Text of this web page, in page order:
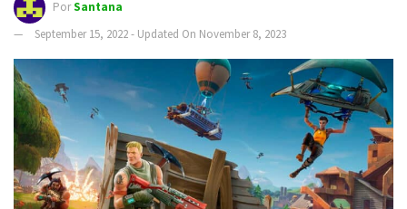
PorSantana
September 15, 2022 - Updated On November 8, 2023